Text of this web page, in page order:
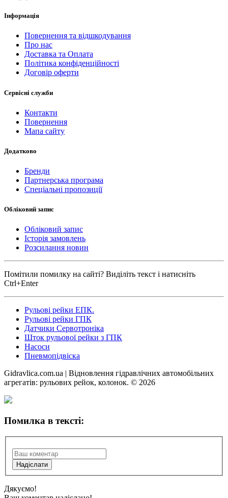
Інформація
Повернення та відшкодування
Про нас
Доставка та Оплата
Політика конфіденційності
Договір оферти
Сервісні служби
Контакти
Повернення
Мапа сайту
Додатково
Бренди
Партнерська програма
Спеціальні пропозиції
Обліковий запис
Обліковий запис
Історія замовлень
Розсилання новин
Помітили помилку на сайті? Виділіть текст і натисніть
Ctrl+Enter
Рульові рейки ЕПК.
Рульові рейки ГПК
Датчики Сервотроніка
Шток рульової рейки з ГПК
Насоси
Пневмопідвіска
Gidravlica.com.ua | Відновлення гідравлічних автомобільних
агрегатів: рульових рейок, колонок. © 2026
Помилка в тексті:
Дякуємо!